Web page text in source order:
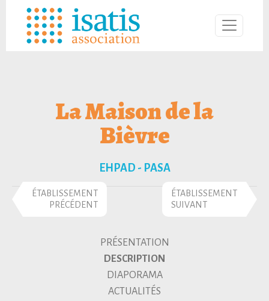
La Maison de la
Bièvre
EHPAD - PASA
ÉTABLISSEMENT
PRÉCÉDENT
ÉTABLISSEMENT
SUIVANT
PRÉSENTATION
DESCRIPTION
DIAPORAMA
ACTUALITÉS